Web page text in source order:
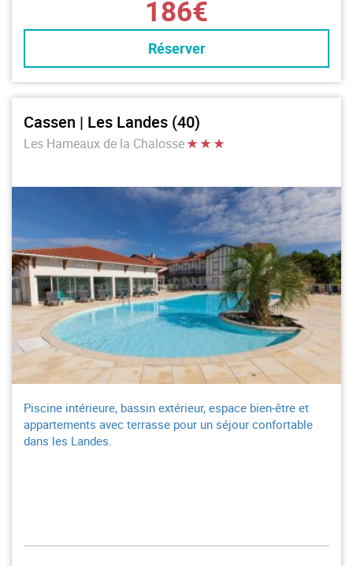
186€
Réserver
Cassen | Les Landes (40)
Les Hameaux de la Chalosse
Piscine intérieure, bassin extérieur, espace bien-être et
appartements avec terrasse pour un séjour confortable
dans les Landes.